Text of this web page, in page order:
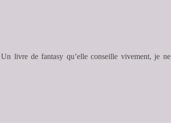
livre de fantasy qu’elle conseille vivement, je ne